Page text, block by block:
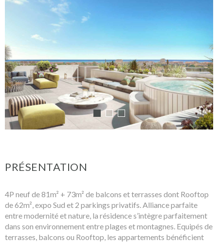
PRÉSENTATION
4P neuf de 81m² + 73m² de balcons et terrasses dont Rooftop
de 62m², expo Sud et 2 parkings privatifs. Alliance parfaite
entre modernité et nature, la résidence s’intègre parfaitement
dans son environnement entre plages et montagnes. Equipés de
terrasses, balcons ou Rooftop, les appartements bénéficient